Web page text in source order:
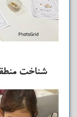
شناخت